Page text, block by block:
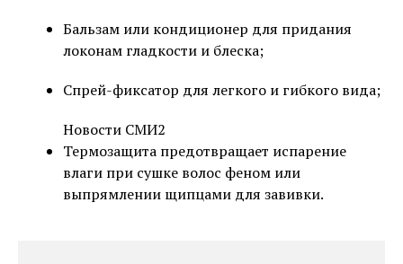
Бальзам или кондиционер для придания
локонам гладкости и блеска;
Спрей-фиксатор для легкого и гибкого вида;
Новости СМИ2
Термозащита предотвращает испарение
влаги при сушке волос феном или
выпрямлении щипцами для завивки.